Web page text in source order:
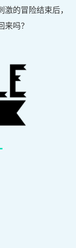
的冒险结束后，
吗？